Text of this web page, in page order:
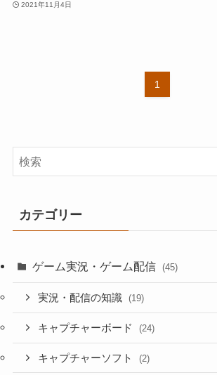
2021年11月4日
1
カテゴリー
ゲーム実況・ゲーム配信 (45)
実況・配信の知識 (19)
キャプチャーボード (24)
キャプチャーソフト (2)